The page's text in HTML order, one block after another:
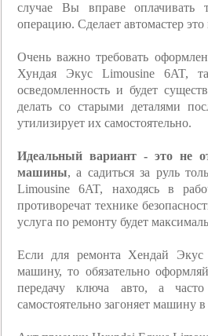
случае Вы вправе оплачивать
операцию. Сделает автомастер
Очень важно требовать
Хундая Экус Limousine 6AT,
осведомленность и будет
делать со старыми деталями
утилизирует их самостоятельно.
Идеальный вариант - это не
машины, а садиться за руль
Limousine 6AT, находясь в
противоречат технике
услуга по ремонту будет
Если для ремонта Хендай Экус
машину, то обязательно
передачу ключа авто, а часто
самостоятельно загоняет машину